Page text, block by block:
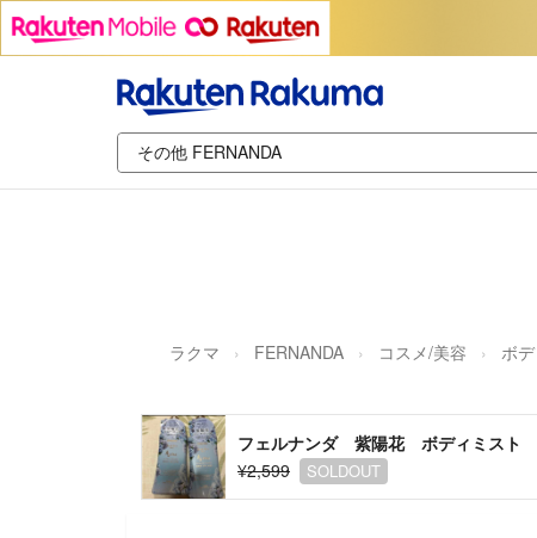
ラクマ FERNANDA コスメ/美容 ボ
フェルナンダ 紫陽花 ボディミスト
¥2,599
SOLDOUT